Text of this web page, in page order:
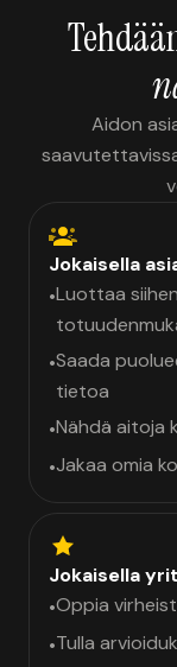
Aidon
Jokaisella
•Luottaa
•Saada
tietoa
•Nähdä aitoja
•Jakaa omia
Jokaisella
•Oppia
•Tulla